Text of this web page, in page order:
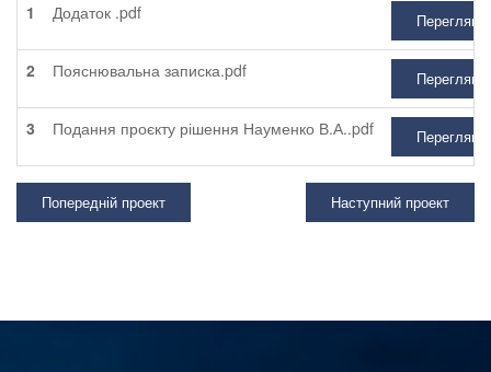
1 Додаток .pdf
2 Пояснювальна записка.pdf
3 Подання проєкту рішення Науменко В.А..pdf
Попередній проект Наступний проект